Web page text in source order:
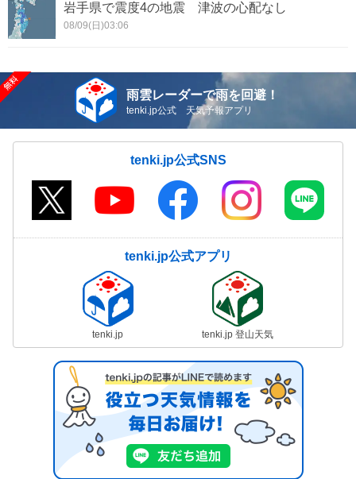
岩手県で震度4の地震 津波の心配なし
08/09(日)03:06
雨雲レーダーで雨を回避！
tenki.jp公式 天気予報アプリ
tenki.jp公式SNS
tenki.jp公式アプリ
tenki.jp tenki.jp 登山天気